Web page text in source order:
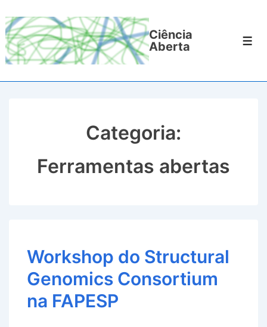
para
Ciência
Aberta
Categoria:
Ferramentas abertas
Workshop do Structural
Genomics Consortium
na FAPESP